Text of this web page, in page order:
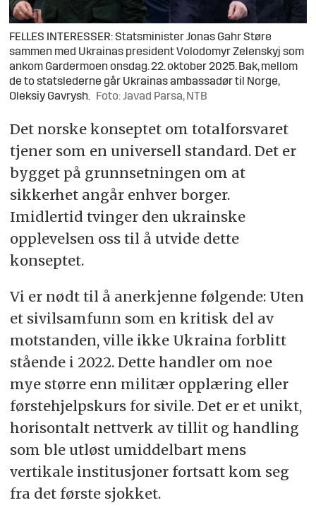
FELLES INTERESSER: Statsminister Jonas Gahr Støre
sammen med Ukrainas president Volodomyr Zelenskyj som
ankom Gardermoen onsdag. 22. oktober 2025. Bak, mellom
de to statslederne går Ukrainas ambassadør til Norge,
Oleksiy Gavrysh.
Foto: Javad Parsa, NTB
Det norske konseptet om totalforsvaret
tjener som en universell standard. Det er
bygget på grunnsetningen om at
sikkerhet angår enhver borger.
Imidlertid tvinger den ukrainske
opplevelsen oss til å utvide dette
konseptet.
Vi er nødt til å anerkjenne følgende: Uten
et sivilsamfunn som en kritisk del av
motstanden, ville ikke Ukraina forblitt
stående i 2022. Dette handler om noe
mye større enn militær opplæring eller
førstehjelpskurs for sivile. Det er et unikt,
horisontalt nettverk av tillit og handling
som ble utløst umiddelbart mens
vertikale institusjoner fortsatt kom seg
fra det første sjokket.